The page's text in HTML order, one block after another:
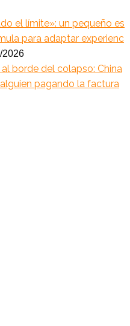
el límite»: un pequeño es
para adaptar experienc
2026
borde del colapso: China
pagando la factura